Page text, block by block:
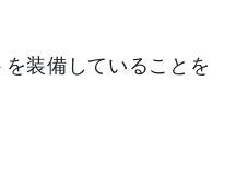
装備していることを